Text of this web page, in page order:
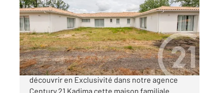
Ref : 7502
Maison à vendre
699 000 €
Saint Aubin de Médoc - Proche Centre Venez
découvrir en Exclusivité dans notre agence
Century 21 Kadima cette maison familiale